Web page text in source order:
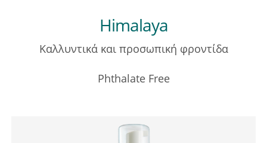
Himalaya
Καλλυντικά και προσωπική φροντίδα
Phthalate Free